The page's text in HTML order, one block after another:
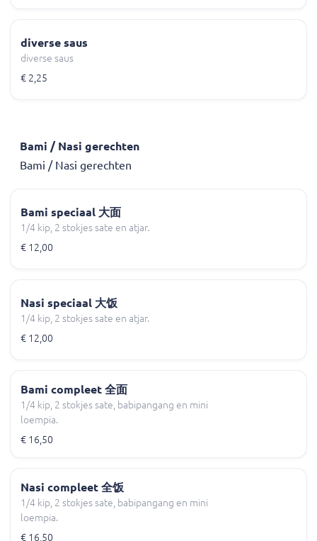
diverse saus
diverse saus
€ 2,25
Bami / Nasi gerechten
Bami / Nasi gerechten
Bami speciaal 大面
1/4 kip, 2 stokjes sate en atjar.
€ 12,00
Nasi speciaal 大饭
1/4 kip, 2 stokjes sate en atjar.
€ 12,00
Bami compleet 全面
1/4 kip, 2 stokjes sate, babipangang en mini
loempia.
€ 16,50
Nasi compleet 全饭
1/4 kip, 2 stokjes sate, babipangang en mini
loempia.
€ 16,50